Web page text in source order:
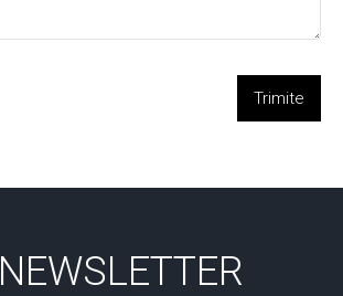
Trimite
NEWSLETTER